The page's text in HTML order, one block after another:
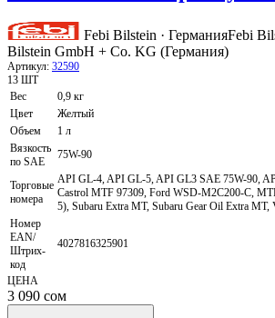
Febi Bilstein · ГерманияFebi
Bilstein GmbH + Co. KG (Германия)
Артикул: 32590
13 ШТ
Вес
0,9 кг
Цвет
Желтый
Объем
1 л
Вязкость
по SAE
75W-90
Торговые
номера
API GL-4, API GL-5, API GL3 SAE 75W-90,
Castrol MTF 97309, Ford WSD-M2C200-C,
5), Subaru Extra MT, Subaru Gear Oil Extra MT,
Номер
EAN/
Штрих-
код
4027816325901
ЦЕНА
3 090 сом